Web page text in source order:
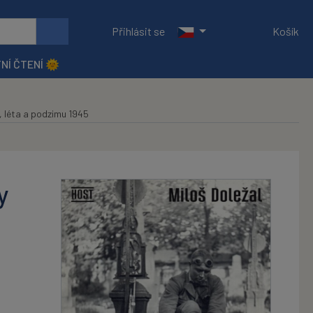
Přihlásit se Košík
ČTENÍ 🌞
a podzimu 1945